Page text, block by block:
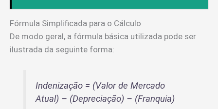
Fórmula Simplificada para o Cálculo
De modo geral, a fórmula básica utilizada pode ser
ilustrada da seguinte forma:
Indenização = (Valor de Mercado
Atual) – (Depreciação) – (Franquia)